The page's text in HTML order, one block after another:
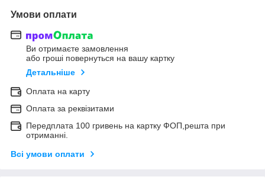
Умови оплати
Ви отримаєте замовлення
або гроші повернуться на вашу картку
Детальніше
Оплата на карту
Оплата за реквізитами
Передплата 100 гривень на картку ФОП,решта при
отриманні.
Всі умови оплати